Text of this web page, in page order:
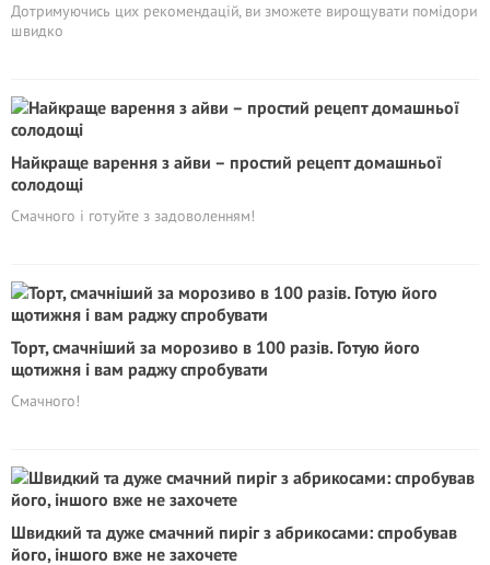
Дотримуючись цих рекомендацій, ви зможете вирощувати помідори
швидко
Найкраще варення з айви – простий рецепт домашньої
солодощі
Смачного і готуйте з задоволенням!
Торт, смачніший за морозиво в 100 разів. Готую його
щотижня і вам раджу спробувати
Смачного!
Швидкий та дуже смачний пиріг з абрикосами: спробував
його, іншого вже не захочете